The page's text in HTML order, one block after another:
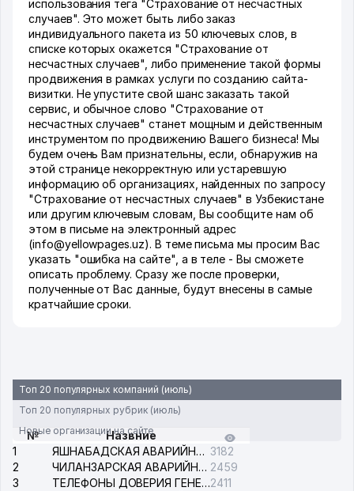
использования тега "Страхование от несчастных
случаев". Это может быть либо заказ
индивидуального пакета из 50 ключевых слов, в
списке которых окажется "Страхование от
несчастных случаев", либо применение такой формы
продвижения в рамках услуги по созданию сайта-
визитки. Не упустите свой шанс заказать такой
сервис, и обычное слово "Страхование от
несчастных случаев" станет мощным и действенным
инструментом по продвижению Вашего бизнеса! Мы
будем очень Вам признательны, если, обнаружив на
этой странице некорректную или устаревшую
информацию об организациях, найденных по запросу
"Страхование от несчастных случаев" в Узбекистане
или другим ключевым словам, Вы сообщите нам об
этом в письме на электронный адрес
(info@yellowpages.uz). В теме письма мы просим Вас
указать "ошибка на сайте", а в теле - Вы сможете
описать проблему. Сразу же после проверки,
полученные от Вас данные, будут внесены в самые
кратчайшие сроки.
Топ 20 популярных компаний (июль)
Топ 20 популярных рубрик (июль)
Новые организации на сайте
№
Назвние
1
ЯШНАБАДСКАЯ АВАРИЙНАЯ СЛУЖБА ЭЛЕКТРОСЕТИ 3182
2
ЧИЛАНЗАРСКАЯ АВАРИЙНАЯ СЛУЖБА ЭЛЕКТРОСЕТИ 2459
3
ТЕЛЕФОНЫ ДОВЕРИЯ ГЕНЕРАЛЬНОЙ ПРОКУРАТУРЫ РЕСПУБЛИКИ УЗБЕКИСТАН2411